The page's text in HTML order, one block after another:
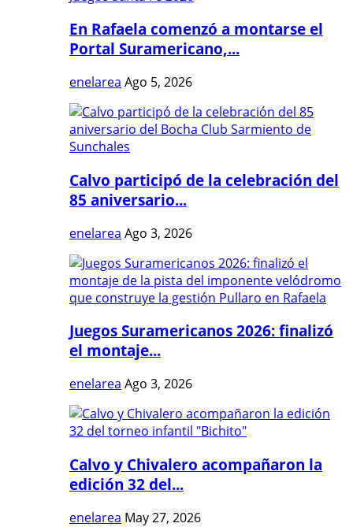
En Rafaela comenzó a montarse el
Portal Suramericano,...
enelarea Ago 5, 2026
Calvo participó de la celebración del
85 aniversario...
enelarea Ago 3, 2026
Juegos Suramericanos 2026: finalizó
el montaje...
enelarea Ago 3, 2026
Calvo y Chivalero acompañaron la
edición 32 del...
enelarea May 27, 2026